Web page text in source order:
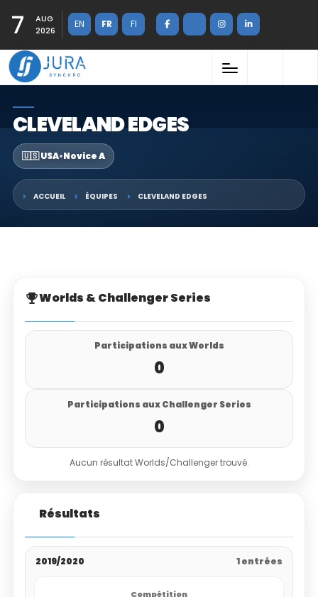
7
AUG
2026
EN FR FI
CLEVELAND EDGES
🇺🇸 USA•Novice A
ACCUEIL ÉQUIPES CLEVELAND EDGES
Worlds & Challenger Series
Participations aux Worlds
0
Participations aux Challenger Series
0
Aucun résultat Worlds/Challenger trouvé.
Résultats
2019/2020 1 entrées